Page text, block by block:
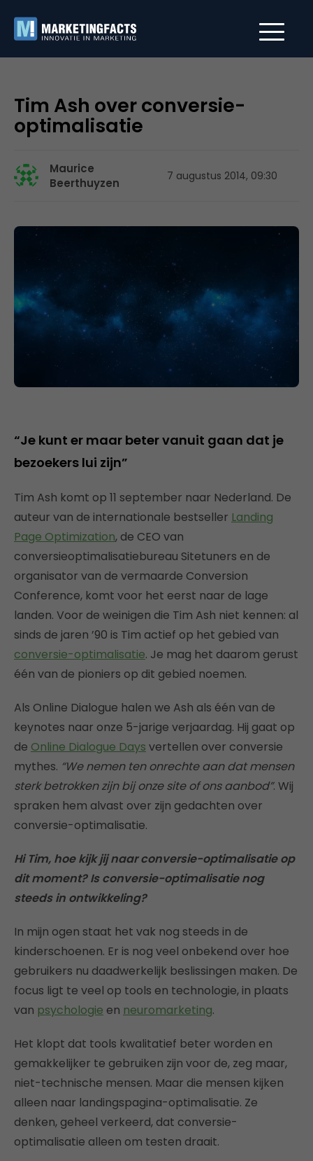
Tim Ash over conversie-
optimalisatie
Maurice
Beerthuyzen
7 augustus 2014, 09:30
“Je kunt er maar beter vanuit gaan dat je
bezoekers lui zijn”
Tim Ash komt op 11 september naar Nederland. De
auteur van de internationale bestseller Landing
Page Optimization, de CEO van
conversieoptimalisatiebureau Sitetuners en de
organisator van de vermaarde Conversion
Conference, komt voor het eerst naar de lage
landen. Voor de weinigen die Tim Ash niet kennen: al
sinds de jaren ’90 is Tim actief op het gebied van
conversie-optimalisatie. Je mag het daarom gerust
één van de pioniers op dit gebied noemen.
Als Online Dialogue halen we Ash als één van de
keynotes naar onze 5-jarige verjaardag. Hij gaat op
de Online Dialogue Days vertellen over conversie
mythes. “We nemen ten onrechte aan dat mensen
sterk betrokken zijn bij onze site of ons aanbod”. Wij
spraken hem alvast over zijn gedachten over
conversie-optimalisatie.
Hi Tim, hoe kijk jij naar conversie-optimalisatie op
dit moment? Is conversie-optimalisatie nog
steeds in ontwikkeling?
In mijn ogen staat het vak nog steeds in de
kinderschoenen. Er is nog veel onbekend over hoe
gebruikers nu daadwerkelijk beslissingen maken. De
focus ligt te veel op tools en technologie, in plaats
van psychologie en neuromarketing.
Het klopt dat tools kwalitatief beter worden en
gemakkelijker te gebruiken zijn voor de, zeg maar,
niet-technische mensen. Maar die mensen kijken
alleen naar landingspagina-optimalisatie. Ze
denken, geheel verkeerd, dat conversie-
optimalisatie alleen om testen draait.